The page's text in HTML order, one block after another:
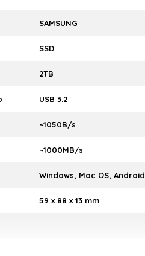
SAMSUNG
SSD
2TB
USB 3.2
~1050B/s
~1000MB/s
Windows, Mac OS, Android
59 x 88 x 13 mm